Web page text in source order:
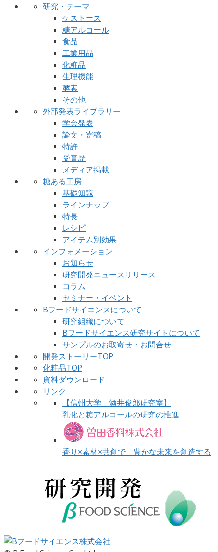
研究・テーマ
ケストース
糖アルコール
食品
工業用品
化粧品
生理機能
酵素
その他
外部発表ライブラリー
学会発表
論文・寄稿
特許
受賞歴
メディア掲載
糖ある工房
基礎知識
ラインナップ
特長
レシピ
アイテム別効果
インフォメーション
お知らせ
研究開発ニュースリリース
コラム
セミナー・イベント
Bフードサイエンスについて
研究組織について
Bフードサイエンス研究サイトについて
サンプルのお取寄せ・お問合せ
開発ストーリーTOP
化粧品TOP
資料ダウンロード
リンク
【信州大学 酒井俊郎研究室】
乳化と糖アルコールの研究の推進
香り×素材×共創で、豊かな未来を創造する